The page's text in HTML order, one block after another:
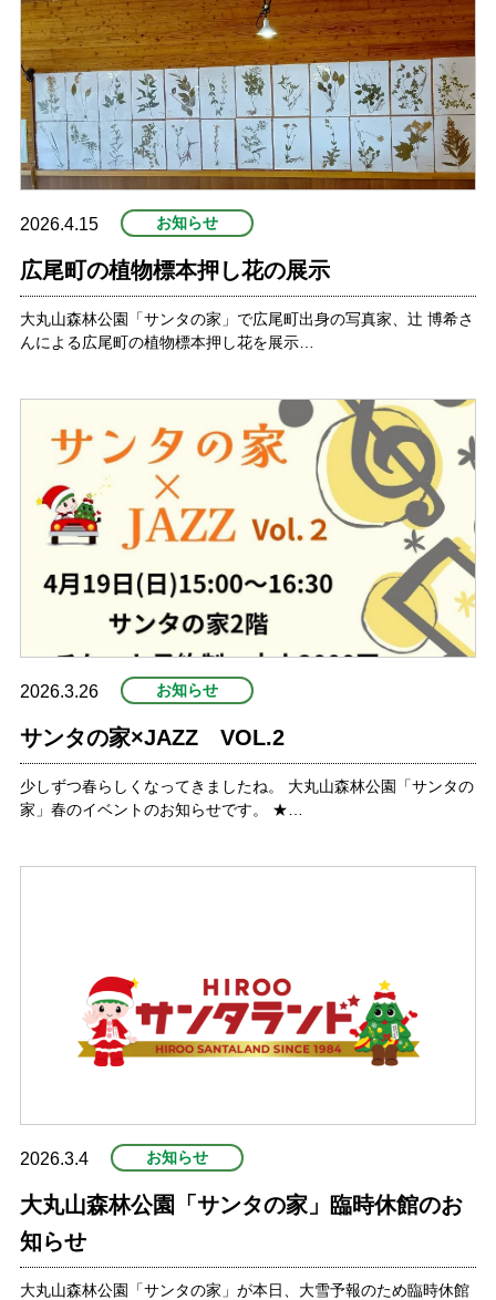
2026.4.15 お知らせ
広尾町の植物標本押し花の展示
大丸山森林公園「サンタの家」で広尾町出身の写真家、辻 博希さ
んによる広尾町の植物標本押し花を展示…
2026.3.26 お知らせ
サンタの家×JAZZ VOL.2
少しずつ春らしくなってきましたね。 大丸山森林公園「サンタの
家」春のイベントのお知らせです。 ★…
2026.3.4 お知らせ
大丸山森林公園「サンタの家」臨時休館のお
知らせ
大丸山森林公園「サンタの家」が本日、大雪予報のため臨時休館